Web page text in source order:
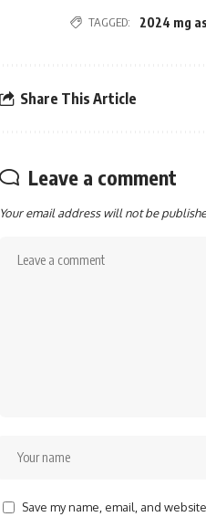
TAGGED: 2024 mg
Share This Article
Leave a comment
Your email address will not be
Save my name, email, and